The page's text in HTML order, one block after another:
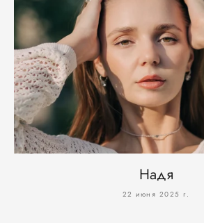
Надя
22 июня 2025 г.